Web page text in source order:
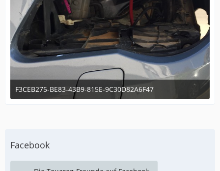
F3CEB275-BE83-43B9-815E-9C30D82A6F47
30. Mai 2020 um 23:34
Facebook